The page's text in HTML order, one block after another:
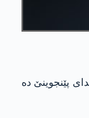
پێنجوینێ ده‌